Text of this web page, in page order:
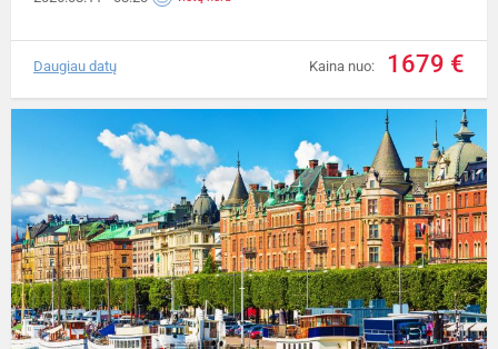
Kaina nuo: 1679 €
Daugiau datų